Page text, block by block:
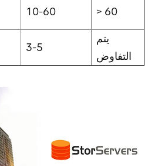
10-60 > 60
3-5
يتم
التفاوض